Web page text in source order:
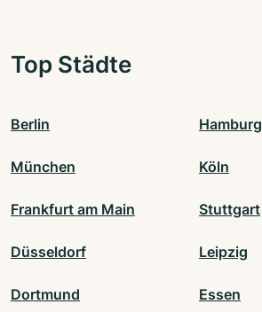
Top Städte
Berlin Hamburg
München Köln
Frankfurt am Main Stuttgart
Düsseldorf Leipzig
Dortmund Essen